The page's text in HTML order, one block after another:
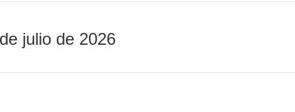
julio de 2026